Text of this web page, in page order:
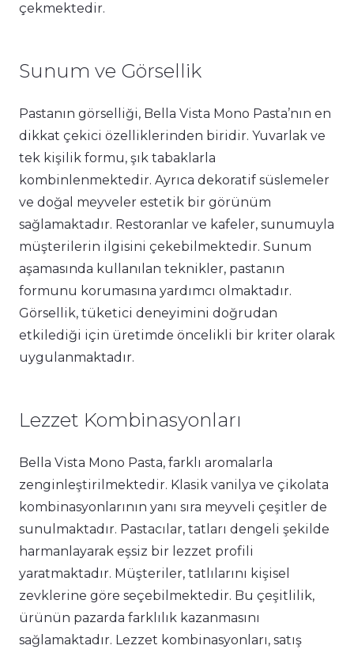
çekmektedir.
Sunum ve Görsellik
Pastanın görselliği, Bella Vista Mono Pasta’nın en
dikkat çekici özelliklerinden biridir. Yuvarlak ve
tek kişilik formu, şık tabaklarla
kombinlenmektedir. Ayrıca dekoratif süslemeler
ve doğal meyveler estetik bir görünüm
sağlamaktadır. Restoranlar ve kafeler, sunumuyla
müşterilerin ilgisini çekebilmektedir. Sunum
aşamasında kullanılan teknikler, pastanın
formunu korumasına yardımcı olmaktadır.
Görsellik, tüketici deneyimini doğrudan
etkilediği için üretimde öncelikli bir kriter olarak
uygulanmaktadır.
Lezzet Kombinasyonları
Bella Vista Mono Pasta, farklı aromalarla
zenginleştirilmektedir. Klasik vanilya ve çikolata
kombinasyonlarının yanı sıra meyveli çeşitler de
sunulmaktadır. Pastacılar, tatları dengeli şekilde
harmanlayarak eşsiz bir lezzet profili
yaratmaktadır. Müşteriler, tatlılarını kişisel
zevklerine göre seçebilmektedir. Bu çeşitlilik,
ürünün pazarda farklılık kazanmasını
sağlamaktadır. Lezzet kombinasyonları, satış